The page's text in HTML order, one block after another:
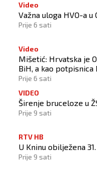
Video
Važna uloga HVO-a u
Prije 6 sati
Video
Mišetić: Hrvatska je
BiH, a kao potpisnica
puno pravo štititi
Prije 6 sati
VIDEO
Širenje bruceloze u
Prije 9 sati
RTV HB
U Kninu obilježena
Prije 9 sati